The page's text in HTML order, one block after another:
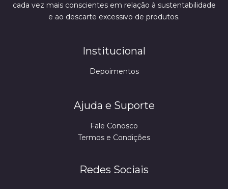
cada vez mais conscientes em relação à sustentabilidade
e ao descarte excessivo de produtos.
Institucional
Depoimentos
Ajuda e Suporte
Fale Conosco
Termos e Condições
Redes Sociais